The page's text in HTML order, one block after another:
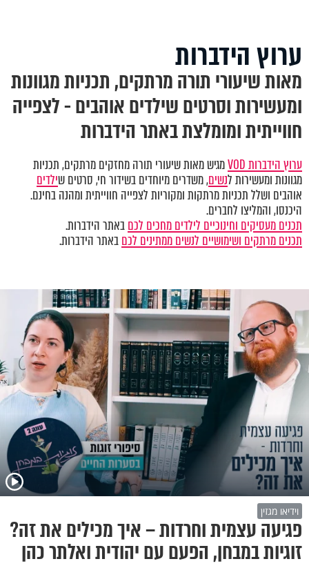
ערוץ הידברות
מאות שיעורי תורה מרתקים, תכניות מגוונות
ומעשירות וסרטים שילדים אוהבים - לצפייה
חווייתית ומומלצת באתר הידברות
ערוץ הידברות VOD
מגיש מאות שיעורי תורה מחזקים מרתקים, תכניות
מגוונות ומעשירות לנשים, משדרים מיוחדים בשידור חי, סרטים שילדים
אוהבים ושלל תכניות מרתקות ומקוריות לצפייה חווייתית ומהנה בחינם.
היכנסו, והמליצו לחברים.
תכנים מעסיקים וחינוכיים לילדים מחכים לכםבאתר הידברות.
תכנים מרתקים ושימושיים לנשים ממתינים לכםבאתר הידברות.
וידיאו מגזין
פגיעה עצמית וחרדות – איך מכילים את זה?
זוגיות במבחן, הפעם עם יהודית ואלתר כהן